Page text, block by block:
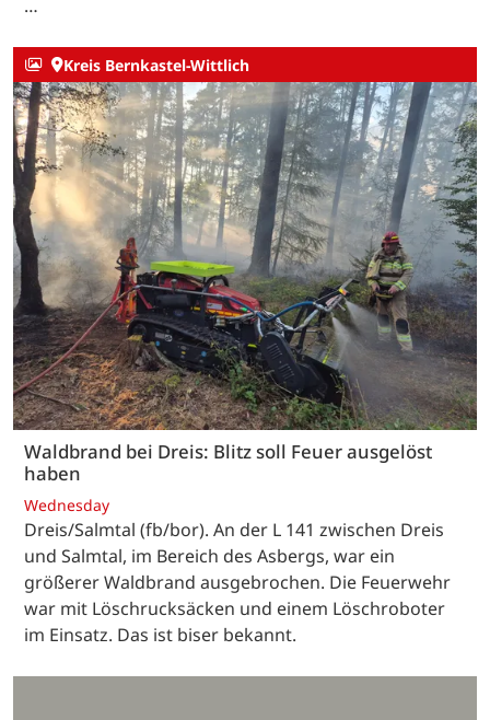
…
Kreis Bernkastel-Wittlich
Waldbrand bei Dreis: Blitz soll Feuer ausgelöst
haben
Wednesday
Dreis/Salmtal (fb/bor). An der L 141 zwischen Dreis
und Salmtal, im Bereich des Asbergs, war ein
größerer Waldbrand ausgebrochen. Die Feuerwehr
war mit Löschrucksäcken und einem Löschroboter
im Einsatz. Das ist biser bekannt.